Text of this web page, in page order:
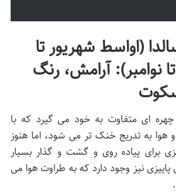
(اواسط شهریور تا
نوامبر): آرامش، رنگ
چهره ای متفاوت به خود می گیرد که با
به تدریج خنک تر می شود، اما هنوز
برای پیاده روی و گشت و گذار بسیار
نیز وجود دارد که به طراوت هوا می